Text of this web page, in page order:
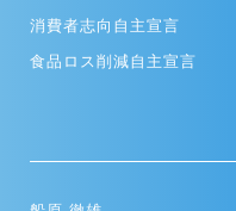
消費者志向自主宣言
食品ロス削減自主宣言